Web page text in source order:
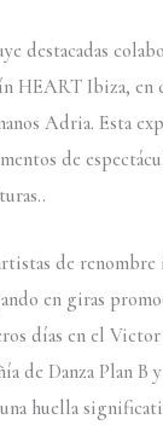
destacadas
HEART Ibiza, en
Adria. Esta
de
de
en giras
días en el
de Danza Plan B
huella